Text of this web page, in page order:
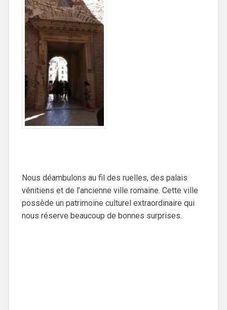
Nous déambulons au fil des ruelles, des palais
vénitiens et de l’ancienne ville romaine. Cette ville
possède un patrimoine culturel extraordinaire qui
nous réserve beaucoup de bonnes surprises.